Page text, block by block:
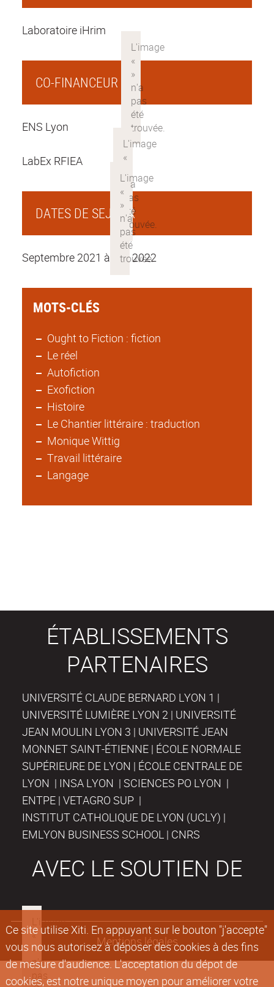
Ce site utilise Xiti. En appuyant sur le bouton "j'accepte"
vous nous autorisez à déposer des cookies à des fins
de mesure d'audience. L'acceptation du dépot de
cookies, est notre unique moyen pour améliorer votre
Laboratoire iHrim
CO-FINANCEUR
ENS Lyon
LabEx RFIEA
DATES DE SEJOUR
Septembre 2021 à juin 2022
MOTS-CLÉS
Ought to Fiction : fiction
Le réel
Autofiction
Exofiction
Histoire
Le Chantier littéraire : traduction
Monique Wittig
Travail littéraire
Langage
ÉTABLISSEMENTS
PARTENAIRES
UNIVERSITÉ CLAUDE BERNARD LYON 1 |
UNIVERSITÉ LUMIÈRE LYON 2 | UNIVERSITÉ
JEAN MOULIN LYON 3 | UNIVERSITÉ JEAN
MONNET SAINT-ÉTIENNE | ÉCOLE NORMALE
SUPÉRIEURE DE LYON | ÉCOLE CENTRALE DE
LYON | INSA LYON | SCIENCES PO LYON |
ENTPE | VETAGRO SUP |
INSTITUT CATHOLIQUE DE LYON (UCLY) |
EMLYON BUSINESS SCHOOL | CNRS
AVEC LE SOUTIEN DE
Mentions légales